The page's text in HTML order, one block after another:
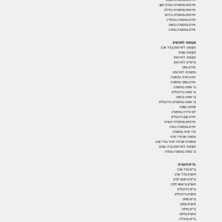
אירועים במסעדות בזכרון יעקב
אירועים במסעדות באילת
אירועים במסעדות בדרום
אירוע במסעדה בקיסריה
אירוע במסעדה ברעננה
אירוע במסעדה בנתניה
מקומות לאירועים
מקומות לאירועים בתל אביב
מקומות קטנים
מקומות לאירועים
קייטרינג לאירועים
אירוע עסקי
מסעדות לאירועים
אירוע פרטי במסעדה
אירוע עסקי במסעדה
בר מצווה במסעדה
בר מצווה בירושלים
בר מצווה ברעננה
בר מצווה במסעדות בירושלים
חתונות קטנות
יום הולדת במסעדה
אירוע קטן בירושלים
אירועים במסעדות כשרות
אירוע במסעדה כשרה
חדר פרטי במסעדה
מסעדה עם חדר פרטי
מסעדות עם חדר פרטי בתל אביב
מקומות לאירועים בבית שמש
בר מצווה במסעדה בנתניה
ברים ופאבים
ברים בתל אביב
פאבים בתל אביב
ברים בראשון לציון
פאבים בראשון לציון
ברים בירושלים
פאבים בירושלים
ברים בצפון
פאבים בצפון
ברים בחיפה
פאבים בחיפה
ברים בהרצליה